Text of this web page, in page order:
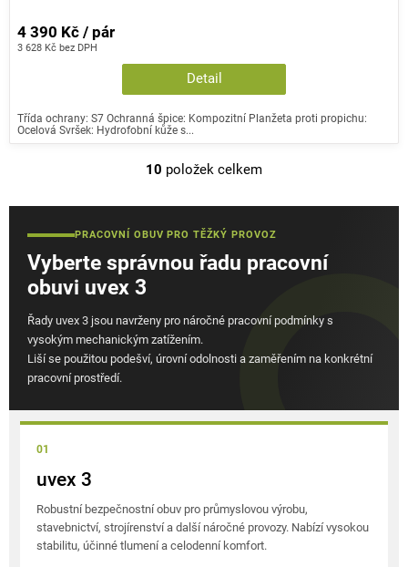
3 628 Kč bez DPH
4 390 Kč / pár
Detail
Třída ochrany: S7 Ochranná špice: Kompozitní Planžeta proti propichu:
Ocelová Svršek: Hydrofobní kůže s...
O
v
á
d
í
p
r
k
y
i
s
u
10 položek celkem
PRACOVNÍ OBUV PRO TĚŽKÝ PROVOZ
Vyberte správnou řadu pracovní
obuvi uvex 3
Řady uvex 3 jsou navrženy pro náročné pracovní podmínky s
vysokým mechanickým zatížením.
Liší se použitou podešví, úrovní odolnosti a zaměřením na konkrétní
pracovní prostředí.
01
uvex 3
Robustní bezpečnostní obuv pro průmyslovou výrobu,
stavebnictví, strojírenství a další náročné provozy. Nabízí vysokou
stabilitu, účinné tlumení a celodenní komfort.